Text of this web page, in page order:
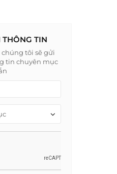
TIN
tôi sẽ gửi
tin chuyên mục